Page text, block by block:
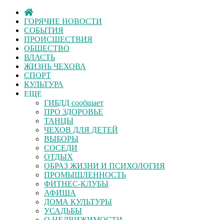
ГОРЯЧИЕ НОВОСТИ
СОБЫТИЯ
ПРОИСШЕСТВИЯ
ОБЩЕСТВО
ВЛАСТЬ
ЖИЗНЬ ЧЕХОВА
СПОРТ
КУЛЬТУРА
ЕЩЕ
ГИБДД сообщает
ПРО ЗДОРОВЬЕ
ТАНЦЫ
ЧЕХОВ ДЛЯ ДЕТЕЙ
ВЫБОРЫ
СОСЕДИ
ОТДЫХ
ОБРАЗ ЖИЗНИ И ПСИХОЛОГИЯ
ПРОМЫШЛЕННОСТЬ
ФИТНЕС-КЛУБЫ
АФИША
ДОМА КУЛЬТУРЫ
УСАДЬБЫ